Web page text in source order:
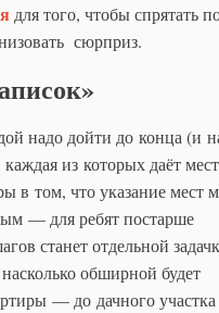
для того, чтобы спрятать
сюрприз.
надо дойти до конца (и
из которых даёт
в том, что указание мест
— для ребят постарше
станет отдельной
обширной будет
— до дачного